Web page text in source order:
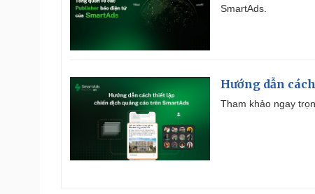
SmartAds.
Hướng dẫn
Tham khảo ngay